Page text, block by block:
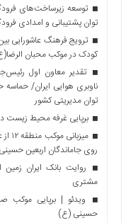
توسعه زیرساخت‌های
توان پشتیبانی و امدادی
ترویج فرهنگ عاشورایی
کودک در موکب محبان
تقدیر معاون اول
ناوبری هوایی ایران/ حماسه
توان مدیریتی کشور
برپایی غرفه محیط زیست
روی جاماندگان اربعین حسینی
روایت بانک ایران زمین
مشتری
ویدئو | برپایی موکب
حسینی (ع)